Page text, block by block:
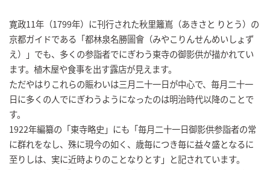
寛政11年（1799年）に刊行された秋里籬嶌（あきさと りとう）の
京都ガイドである「都林泉名勝圖會（みやこりんせんめいしょず
え）」でも、多くの参詣者でにぎわう東寺の御影供が描かれてい
ます。植木屋や食事を出す露店が見えます。
ただやはりこれらの賑わいは三月二十一日が中心で、毎月二十一
日に多くの人でにぎわうようになったのは明治時代以降のことで
す。
1922年編纂の「東寺略史」にも「毎月二十一日御影供参詣者の常
に群れをなし、殊に現今の如く、歳毎につき毎に益々盛となるに
至りしは、実に近時よりのことなりとす」と記されています。